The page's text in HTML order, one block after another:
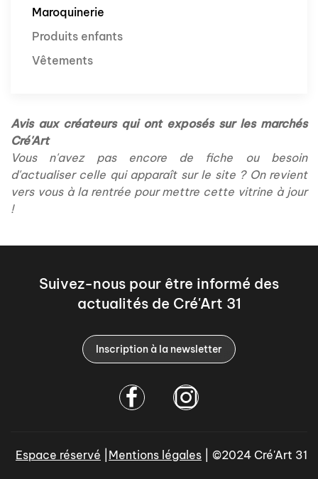
Maroquinerie
Produits enfants
Vêtements
Avis aux créateurs qui ont exposés sur les marchés
Cré'Art
Vous n'avez pas encore de fiche ou besoin
d'actualiser celle qui apparaît sur le site ? On revient
vers vous à la rentrée pour mettre cette vitrine à jour
!
Suivez-nous pour être informé des
actualités de Cré'Art 31
Inscription à la newsletter
Espace réservé Mentions légales | ©2024 Cré'Art 31